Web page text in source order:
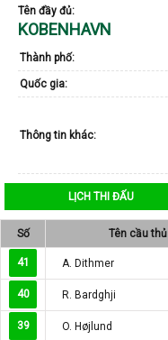
Tên đầy đủ:
KOBENHAVN
Thành phố:
Quốc gia:
Thông tin khác:
LỊCH THI ĐẤU
Số Tên cầu thủ
41 A. Dithmer
40 R. Bardghji
39 O. Højlund